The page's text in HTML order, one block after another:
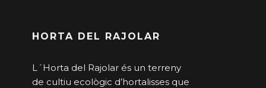
HORTA DEL RAJOLAR
L´Horta del Rajolar és un terreny
de cultiu ecològic d’hortalisses que